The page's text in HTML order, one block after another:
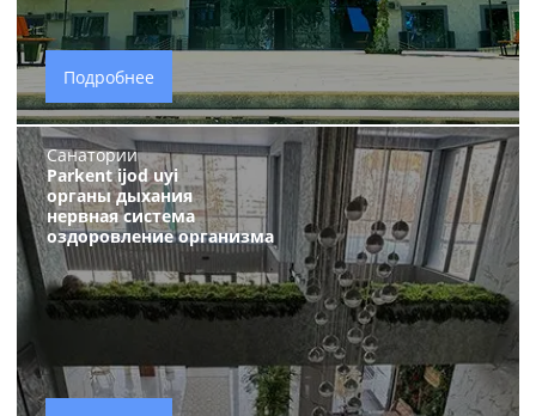
Подробнее
Санатории
Parkent ijod uyi
органы дыхания
нервная система
оздоровление организма